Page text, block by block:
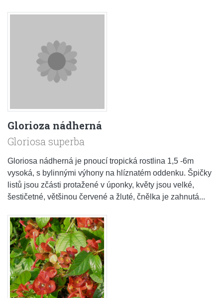
Glorioza nádherná
Gloriosa superba
Gloriosa nádherná je pnoucí tropická rostlina 1,5 -6m
vysoká, s bylinnými výhony na hlíznatém oddenku. Špičky
listů jsou zčásti protažené v úponky, květy jsou velké,
šestičetné, většinou červené a žluté, čnělka je zahnutá...